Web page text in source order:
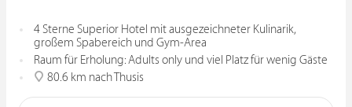
4 Sterne Superior Hotel mit ausgezeichneter Kulinarik,
großem Spabereich und Gym-Area
Raum für Erholung: Adults only und viel Platz für wenig Gäste
80.6 km nach Thusis